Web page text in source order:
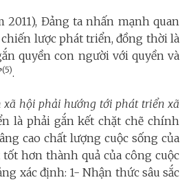
Đảng ta nhấn mạnh quan
lược phát triển, đồng thời là
quyền con người với quyền và
(5).
hội phải hướng tới phát triển xã
là phải gắn kết chặt chẽ chính
cao chất lượng cuộc sống của
hơn thành quả của công cuộc
xác định: 1- Nhận thức sâu sắc